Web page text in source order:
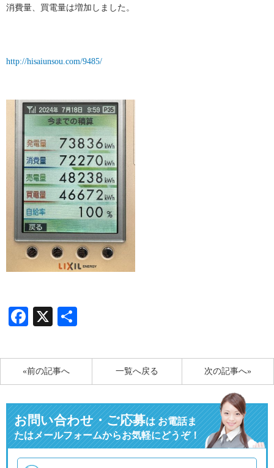
消費量、買電量は増加しました。
http://hisaiunsou.com/9485/
Facebook
X
«前の記事へ 次の記事へ»
一覧へ戻る
お問い合わせ・ご応募はお電話ま
たはメールフォームからお気軽にどうぞ！